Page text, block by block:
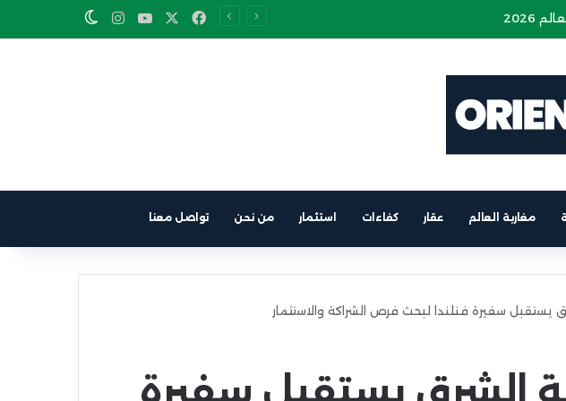
Facebook
YouTube
Instagram
Switch skin
مغاربة العالم عقار كفاءات استثمار من نحن تواصل معنا
سفيرة فنلندا لبحث فرص الشراكة والاستثمار
يستقبل سفيرة